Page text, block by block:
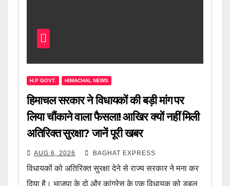
H.P GOVT. HIMACHAL NEWS
हिमाचल सरकार ने विधायकों की बड़ी मांग पर
लिया चौंकाने वाला फैसला! आखिर क्यों नहीं मिली
अतिरिक्त सुरक्षा? जानें पूरी खबर
AUG 6, 2026 BAGHAT EXPRESS
विधायकों को अतिरिक्त सुरक्षा देने से राज्य सरकार ने मना कर
दिया है। भाजपा के दो और कांग्रेस के एक विधायक को डबल